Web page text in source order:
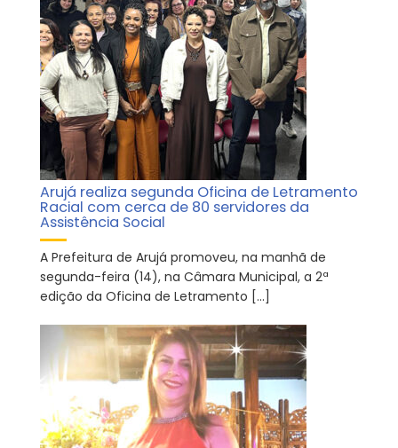
Arujá realiza segunda Oficina de Letramento
Racial com cerca de 80 servidores da
Assistência Social
A Prefeitura de Arujá promoveu, na manhã de
segunda-feira (14), na Câmara Municipal, a 2ª
edição da Oficina de Letramento […]